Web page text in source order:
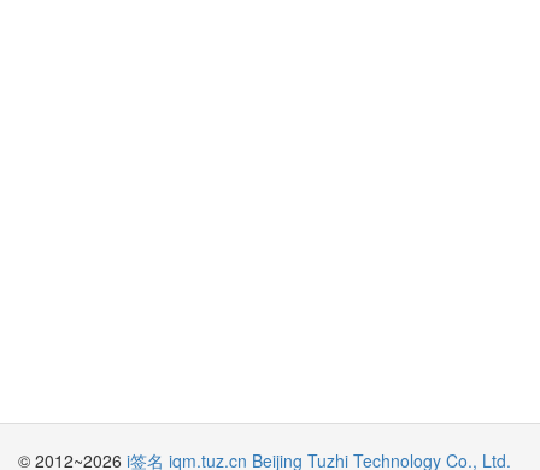
© 2012~2026 i签名 iqm.tuz.cn Beijing Tuzhi Technology Co., Ltd.